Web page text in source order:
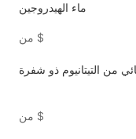
ماء الهيدروجين
$
$